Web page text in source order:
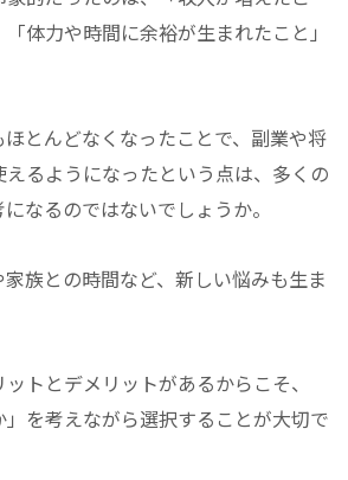
体力や時間に余裕が生まれたこと」
とんどなくなったことで、副業や将
るようになったという点は、多くの
なるのではないでしょうか。
族との時間など、新しい悩みも生ま
トとデメリットがあるからこそ、
」を考えながら選択することが大切で